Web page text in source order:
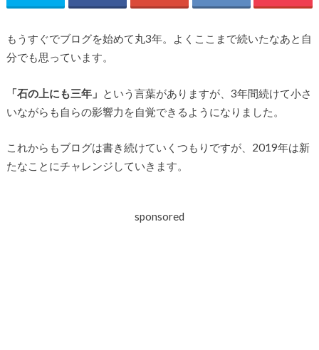
もうすぐでブログを始めて丸3年。よくここまで続いたなあと自
分でも思っています。
「石の上にも三年」 という言葉がありますが、3年間続けて小さ
いながらも自らの影響力を自覚できるようになりました。
これからもブログは書き続けていくつもりですが、2019年は新
たなことにチャレンジしていきます。
sponsored